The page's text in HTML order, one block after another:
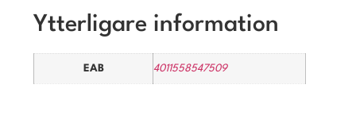
Ytterligare information
EAB 4011558547509